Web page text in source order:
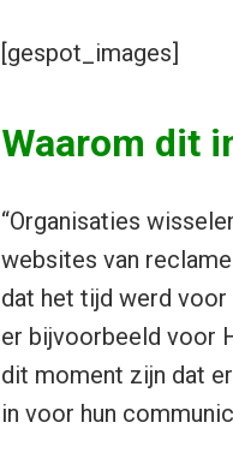
[gespot_images]
Waarom dit
“Organisaties
websites van
dat het tijd werd voor
er bijvoorbeeld voor
dit moment zijn dat
in voor hun